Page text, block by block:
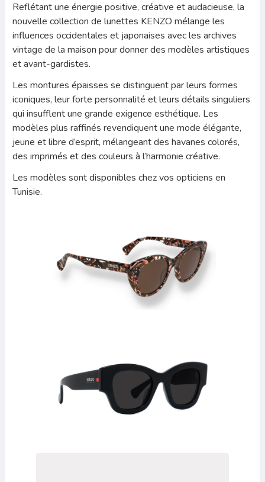
Reflétant une énergie positive, créative et audacieuse, la
nouvelle collection de lunettes KENZO mélange les
influences occidentales et japonaises avec les archives
vintage de la maison pour donner des modèles artistiques
et avant-gardistes.
Les montures épaisses se distinguent par leurs formes
iconiques, leur forte personnalité et leurs détails singuliers
qui insufflent une grande exigence esthétique. Les
modèles plus raffinés revendiquent une mode élégante,
jeune et libre d’esprit, mélangeant des havanes colorés,
des imprimés et des couleurs à l’harmonie créative.
Les modèles sont disponibles chez vos opticiens en
Tunisie.